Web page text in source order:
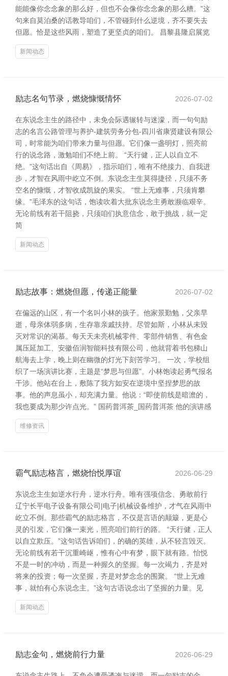
能能像你念念象的那么好，但也不会像你念念象的那么糟。”这
句来自莫泊桑的话教导咱们，不管碰到什么逆境，齐不要失去
但愿。恰是这些风雨，塑造了更坚贞的咱们。 昌黎县隆启展览
新闻动态
励志名句节录，燃烧慷慨情怀 2026-07-02
在东说念主生的路径中，未免会际遇辗转与迷濛，而一句句励
志的名言公路管理与养护-建筑劳务分包-四川省康贤建设有限公
司，时常能为咱们带来力量与但愿。它们像一盏明灯，照亮前
行的说念路，激勉咱们不绝上前。 “天行健，正人以自立不
绝。”这句话出自《周易》，指示咱们，唯有不绝接力、自我进
步，才智在风雨中屹立不倒。东说念主生莫得捷径，只须不务
空名的慷慨，才智收成凯旋的果实。 “世上无难事，只须肯攀
缘。”毛泽东的这句话，饱读吹着大批东说念主勇敢濒临艰辛。
无论前线有若干阻挠，只须咱们执意信念，敢于挑战，就一定
简
新闻动态
励志故事：燃烧但愿，传递正能量 2026-07-02
在偏远的山区，有一个名叫小林的孩子。他家景勤勉，父亲早
逝，母亲体弱多病，生存靠亲戚扶持。尽管如斯，小林从未毁
灭对常识的渴慕。每天天未亮机械零件、零部件销售、有色金
属压延加工、安徽佰润智能科技有限公司，他就背着书包梯山
航海去上学，晚上则在幽微的灯光下刻苦学习。 一次，学校组
织了一场演讲比赛，主题是“梦思与但愿”。小林饱读起勇气报名
干涉。他站在台上，敷陈了我方如安在逆境中坚捏梦思的故
事。他的声息虽小，却充满力量。他说：“即使前线是暗澹的，
我也要成为那少许点光。” 国药普洱茶_国药普洱茶 他的演讲感
维修资讯
霸气励志格言，燃烧怡悦厚谊 2026-06-29
东说念主生如逆水行舟，逆水行舟。唯有强项信念、勇敢前行
辽宁长平电子设备有限公司|电子|机械设备维护，才气在风雨中
屹立不倒。那些霸气的励志格言，不仅是言语的颠簸，更是心
灵的引发，它们像一束光，照亮咱们前行的路。 “天行健，正人
以自立欺压。”这句话告诉咱们，的确的英雄，从不轻言毁灭。
无论前线有若干沉重崎岖，惟有心中有梦，眼下就有路。怡悦
不是一时的冲动，而是一种握久的坚握。每一次竭力，齐是对
将来的投资；每一次坚握，齐是对梦念念的围聚。 “世上无难
事，就怕有心东说念主。”这句古语说念出了坚握的力量。见
新闻动态
励志金句，燃烧前行力量 2026-06-29